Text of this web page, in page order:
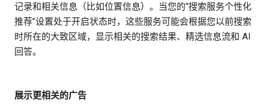
记录和相关信息（比如位置信息）。当您的“搜索服务个性化
推荐”设置处于开启状态时，这些服务可能会根据您以前搜索
时所在的大致区域，显示相关的搜索结果、精选信息流和 AI
回答。
展示更相关的广告